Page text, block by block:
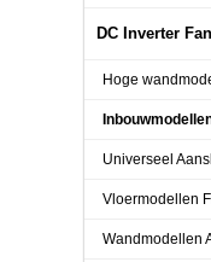
DC Inverter
Hoge
Universeel
Vloermodellen
Wandmodellen